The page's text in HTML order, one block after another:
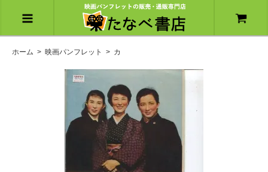
ホーム > 映画パンフレット > カ